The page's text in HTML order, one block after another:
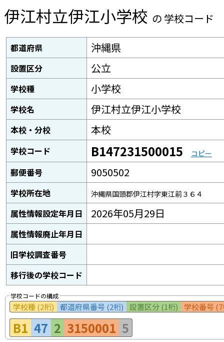
伊江村立伊江小学校 の 学校コード
都道府県 沖縄県
設置区分 公立
学校種 小学校
学校名 伊江村立伊江小学校
本校・分校 本校
学校コード B147231500015 コピー
郵便番号 9050502
学校所在地 沖縄県国頭郡伊江村字東江前３６４
属性情報設定年月日 2026年05月29日
属性情報廃止年月日
旧学校調査番号
移行後の学校コード
学校コードの構成
学校種 (2桁) 都道府県番号 (2桁) 設置区分 (1桁) 学校番号
B1 47 2 3150001 5